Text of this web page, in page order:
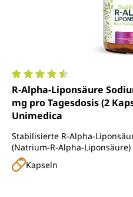
Durchschnittliche
R-Alpha-Liponsäure Sodium
mg pro Tagesdosis (2 Kapseln) - 60
Unimedica
Stabilisierte R-Alpha-
(Natrium-R-Alpha-Liponsäure)
Kapseln